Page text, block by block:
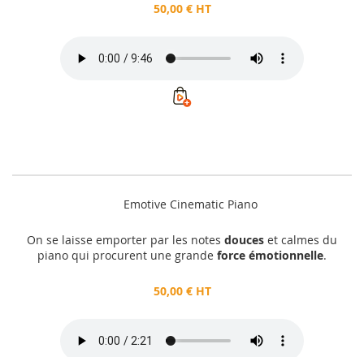
50,00 € HT
Emotive Cinematic Piano
On se laisse emporter par les notes douces et calmes du
piano qui procurent une grande force émotionnelle.
50,00 € HT